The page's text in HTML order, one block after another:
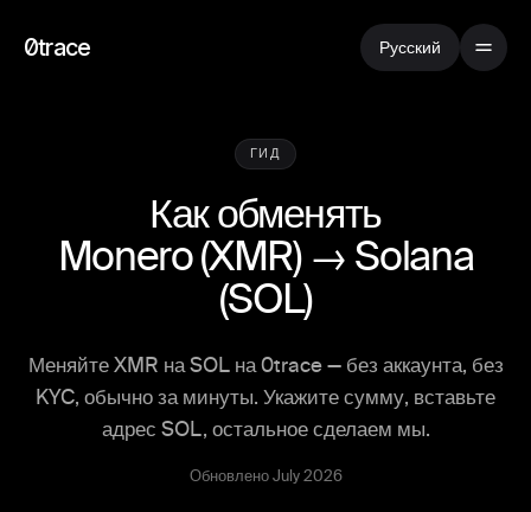
0trace Русский
ГИД
Как обменять
Monero(XMR) → Solana
(SOL)
Меняйте XMR на SOL на 0trace — без аккаунта, без
KYC, обычно за минуты. Укажите сумму, вставьте
адрес SOL, остальное сделаем мы.
Обновлено July 2026